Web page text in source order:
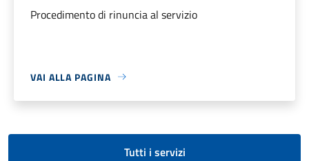
Procedimento di rinuncia al servizio
VAI ALLA PAGINA
Tutti i servizi